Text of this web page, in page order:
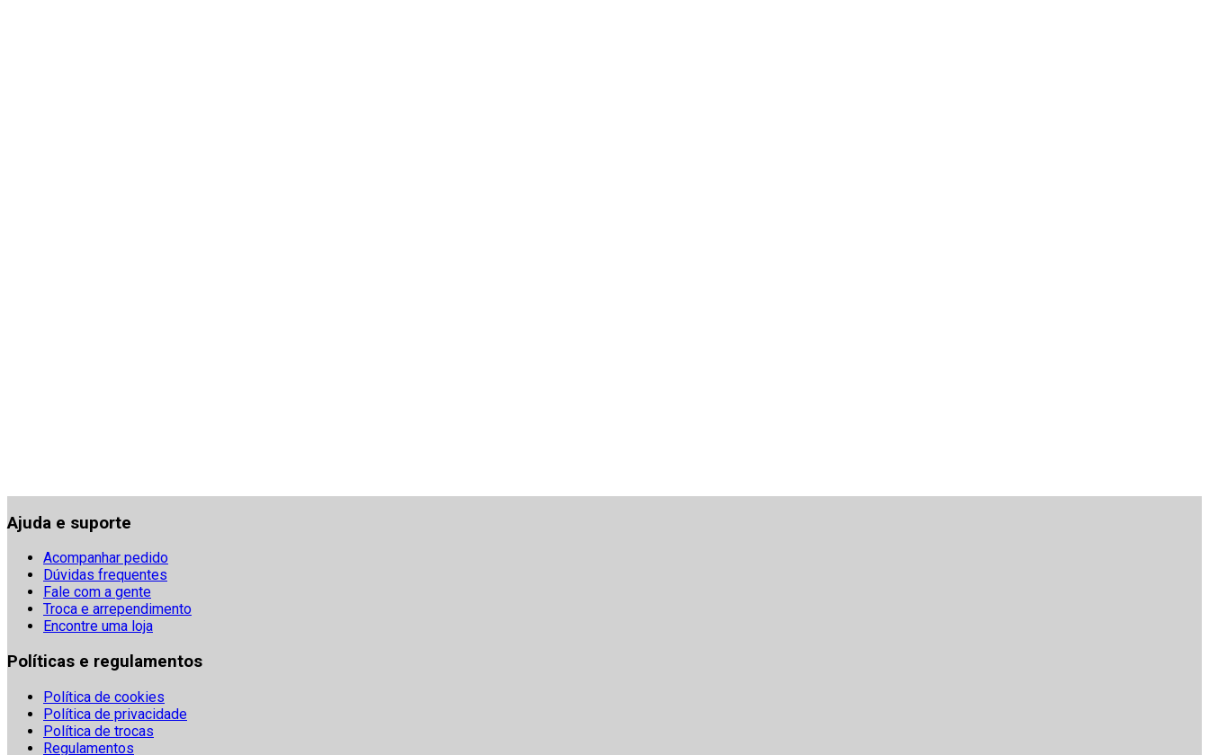
Ajuda e suporte
Acompanhar pedido
Dúvidas frequentes
Fale com a gente
Troca e arrependimento
Encontre uma loja
Políticas e regulamentos
Política de cookies
Política de privacidade
Política de trocas
Regulamentos